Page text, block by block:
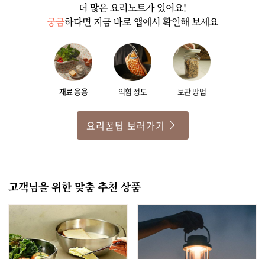
더 많은 요리노트가 있어요!
궁금하다면 지금 바로 앱에서 확인해 보세요
재료 응용 익힘 정도 보관 방법
요리꿀팁 보러가기
고객님을 위한 맞춤 추천 상품